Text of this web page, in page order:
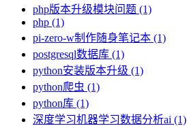
php版本升级模块问题 (1)
php (1)
pi-zero-w制作随身笔记本 (1)
postgresql数据库 (1)
python安装版本升级 (1)
python爬虫 (1)
python库 (1)
深度学习机器学习数据分析ai (1)